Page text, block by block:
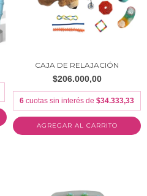
CAJA DE RELAJACIÓN
$206.000,00
6 cuotas sin interés de $34.333,33
AGREGAR AL CARRITO